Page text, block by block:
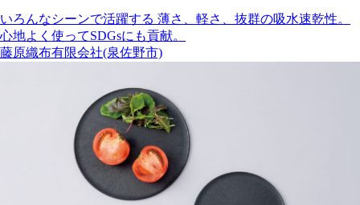
いろんなシーンで活躍する 薄さ、軽さ、抜群の吸水速乾性。
心地よく使ってSDGsにも貢献。
藤原織布有限会社(泉佐野市)